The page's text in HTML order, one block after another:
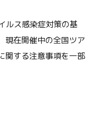
ルス感染症対策の基
現在開催中の全国ツア
関する注意事項を一部